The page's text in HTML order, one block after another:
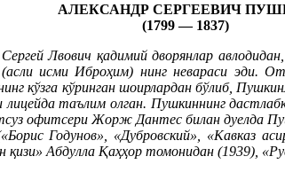
АЛЕКСАНДР СЕРГЕЕВИЧ
(1799 — 1837)
Лвович қадимий дворянлар
исми Иброҳим) нинг невараси эди.
кўзга кўринган шоирлардан бўлиб,
лицейда таълим олган. Пушкиннинг
офитсери Жорж Дантес билан дуелда
Годунов», «Дубровский», «Кавказ
Абдулла Қаҳҳор томонидан (1939),